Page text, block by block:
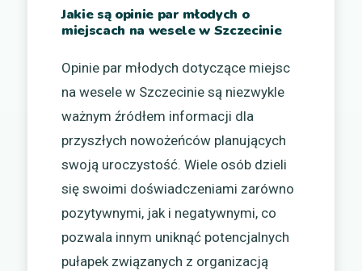
Jakie są opinie par młodych o
miejscach na wesele w Szczecinie
Opinie par młodych dotyczące miejsc
na wesele w Szczecinie są niezwykle
ważnym źródłem informacji dla
przyszłych nowożeńców planujących
swoją uroczystość. Wiele osób dzieli
się swoimi doświadczeniami zarówno
pozytywnymi, jak i negatywnymi, co
pozwala innym uniknąć potencjalnych
pułapek związanych z organizacją